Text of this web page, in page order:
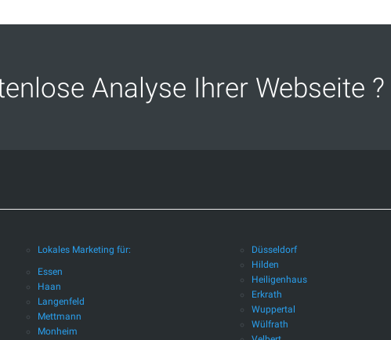
Analyse Ihrer Webseite ?
Lokales Marketing für:
Essen
Haan
Langenfeld
Mettmann
Monheim
Düsseldorf
Hilden
Heiligenhaus
Erkrath
Wuppertal
Wülfrath